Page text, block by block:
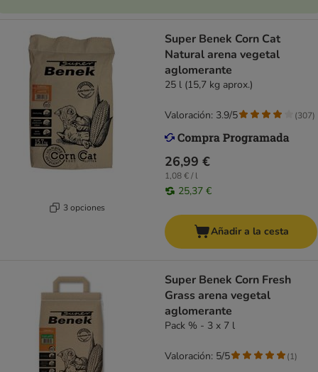
3 opciones
Super Benek Corn Cat
Natural arena vegetal
aglomerante
25 l (15,7 kg aprox.)
26,99 €
1,08 € / l
25,37 €
Valoración: 3.9/5 (307)
Añadir a la cesta
Super Benek Corn Fresh
Grass arena vegetal
aglomerante
Pack % - 3 x 7 l
Valoración: 5/5 (1)